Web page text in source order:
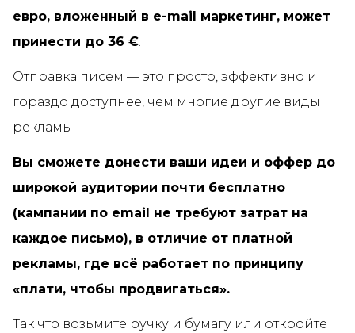
евро, вложенный в e-mail маркетинг, может
принести до 36 €.
Отправка писем — это просто, эффективно и
гораздо доступнее, чем многие другие виды
рекламы.
Вы сможете донести ваши идеи и оффер до
широкой аудитории почти бесплатно
(кампании по email не требуют затрат на
каждое письмо), в отличие от платной
рекламы, где всё работает по принципу
«плати, чтобы продвигаться».
Так что возьмите ручку и бумагу или откройте